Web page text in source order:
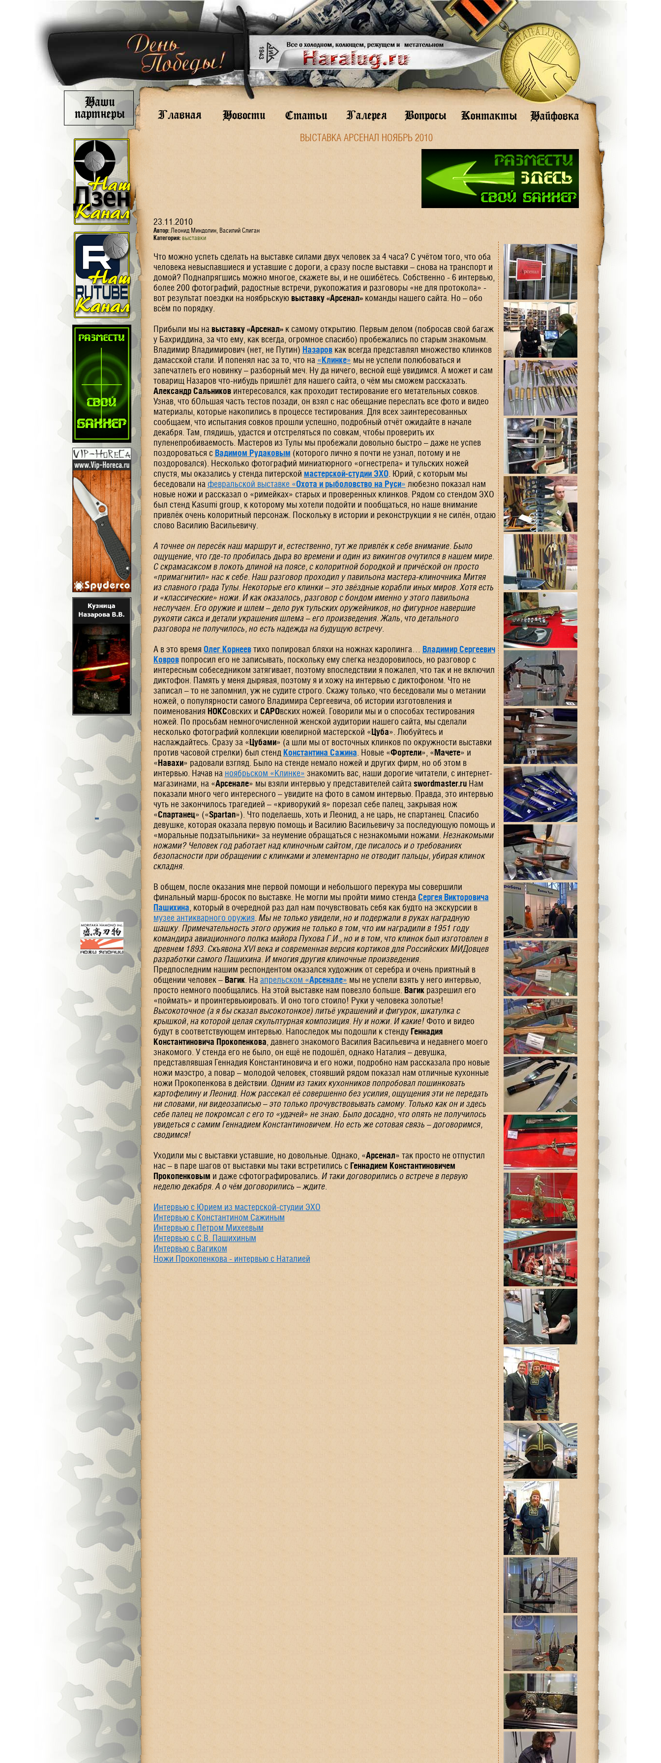
ВЫСТАВКА АРСЕНАЛ НОЯБРЬ 2010
23.11.2010
Автор:Леонид Миндолин, Василий Слиган
Категория: выставки
Что можно успеть сделать на выставке силами двух человек за 4 часа? С учётом того, что оба
человека невыспавшиеся и уставшие с дороги, а сразу после выставки – снова на транспорт и
домой? Поднапрягшись можно многое, скажете вы, и не ошибётесь. Собственно - 6 интервью,
более 200 фотографий, радостные встречи, рукопожатия и разговоры «не для протокола» -
вот результат поездки на ноябрьскуювыставку «Арсенал»команды нашего сайта. Но – обо
всём по порядку.
Прибыли мы на выставку «Арсенал»к самому открытию. Первым делом (побросав свой багаж
у Бахриддина, за что ему, как всегда, огромное спасибо) пробежались по старым знакомым.
Владимир Владимирович (нет, не Путин) Назаровкак всегда представлял множество клинков
дамасской стали. И попенял нас за то, что на «Клинке» мы не успели полюбоваться и
запечатлеть его новинку – разборный меч. Ну да ничего, весной ещё увидимся. А может и сам
товарищ Назаров что-нибудь пришлёт для нашего сайта, о чём мы сможем рассказать.
Александр Сальниковинтересовался, как проходит тестирование его метательных совков.
Узнав, что бОльшая часть тестов позади, он взял с нас обещание переслать все фото и видео
материалы, которые накопились в процессе тестирования. Для всех заинтересованных
сообщаем, что испытания совков прошли успешно, подробный отчёт ожидайте в начале
декабря. Там, глядишь, удастся и отстреляться по совкам, чтобы проверить их
пуленепробиваемость. Мастеров из Тулы мы пробежали довольно быстро – даже не успев
поздороваться с Вадимом Рудаковым (которого лично я почти не узнал, потому и не
поздоровался). Несколько фотографий миниатюрного «огнестрела» и тульских ножей
спустя, мы оказались у стенда питерской мастерской-студии ЭХО. Юрий, с которым мы
беседовали на февральской выставке «Охота и рыболовство на Руси» любезно показал нам
новые ножи и рассказал о «римейках» старых и проверенных клинков. Рядом со стендом ЭХО
был стенд Kasumi group , к которому мы хотели подойти и пообщаться, но наше внимание
привлёк очень колоритный персонаж. Поскольку в истории и реконструкции я не силён, отдаю
слово Василию Васильевичу.
А точнее он пересёк наш маршрут и, естественно, тут же привлёк к себе внимание. Было
ощущение, что где-то пробилась дыра во времени и один из викингов очутился в нашем мире.
С скрамасаксом в локоть длиной на поясе, с колоритной бородкой и причёской он просто
«примагнитил» нас к себе. Наш разговор проходил у павильона мастера-клиночника Митяя
из славного града Тулы. Некоторые его клинки – это звёздные корабли иных миров. Хотя есть
и «классические» ножи. И как оказалось, разговор с бондом именно у этого павильона
неслучаен. Его оружие и шлем – дело рук тульских оружейников, но фигурное навершие
рукояти сакса и детали украшения шлема – его произведения. Жаль, что детального
разговора не получилось, но есть надежда на будущую встречу.
А в это время Олег Корнеевтихо полировал бляхи на ножнах каролинга… Владимир Сергеевич
Ковровпопросил его не записывать, поскольку ему слегка нездоровилось, но разговор с
интересным собеседником затягивает, поэтому впоследствии я пожалел, что так и не включил
диктофон. Память у меня дырявая, поэтому я и хожу на интервью с диктофоном. Что не
записал – то не запомнил, уж не судите строго. Скажу только, что беседовали мы о метании
ножей, о популярности самого Владимира Сергеевича, об истории изготовления и
поименования НОКСовских и САРОвских ножей. Говорили мы и о способах тестирования
ножей. По просьбам немногочисленной женской аудитории нашего сайта, мы сделали
несколько фотографий коллекции ювелирной мастерской «Цуба». Любуйтесь и
наслаждайтесь. Сразу за «Цубами» (а шли мы от восточных клинков по окружности выставки
против часовой стрелки) был стенд Константина Сажина . Новые «Фортели», «Мачете» и
«Навахи» радовали взгляд. Было на стенде немало ножей и других фирм, но об этом в
интервью. Начав на ноябрьском «Клинке» знакомить вас, наши дорогие читатели, с интернет-
магазинами, на «Арсенале» мы взяли интервью у представителей сайта swordmaster.ruНам
показали много чего интересного – увидите на фото в самом интервью. Правда, это интервью
чуть не закончилось трагедией – «криворукий я» порезал себе палец, закрывая нож
«Спартанец» («Spartan»). Что поделаешь, хоть и Леонид, а не царь, не спартанец. Спасибо
девушке, которая оказала первую помощь и Василию Васильевичу за последующую помощь и
«моральные подзатыльники» за неумение обращаться с незнакомыми ножами. Незнакомыми
ножами? Человек год работает над клиночным сайтом, где писалось и о требованиях
безопасности при обращении с клинками и элементарно не отводит пальцы, убирая клинок
складня.
В общем, после оказания мне первой помощи и небольшого перекура мы совершили
финальный марш-бросок по выставке. Не могли мы пройти мимо стенда Сергея Викторовича
Пашихина , который в очередной раз дал нам почувствовать себя как будто на экскурсии в
музее антикварного оружия Мы не только увидели, но и подержали в руках наградную
шашку. Примечательность этого оружия не только в том, что им наградили в 1951 году
командира авиационного полка майора Пухова Г.И., но и в том, что клинок был изготовлен в
древнем 1893. СкъявонаXVIвека и современная версия кортиков для Российских МИДовцев
разработки самого Пашихина. И многия другия клиночные произведения.
Предпоследним нашим респондентом оказался художник от серебра и очень приятный в
общении человек –Вагик. На апрельском «Арсенале» мы не успели взять у него интервью,
просто немного пообщались. На этой выставке нам повезло больше. Вагикразрешил его
«поймать» и проинтервьюировать. И оно того стоило! Руки у человека золотые!
Высокоточное (а я бы сказал высокотонкое) литьё украшений и фигурок, шкатулка с
крышкой, на которой целая скульптурная композиция. Ну и ножи. И какие!Фото и видео
будут в соответствующем интервью. Напоследок мы подошли к стендуГеннадия
Константиновича Прокопенкова , давнего знакомого Василия Васильевича и недавнего моего
знакомого. У стенда его не было, он ещё не подошёл, однако Наталия – девушка,
представлявшая Геннадия Константиновича и его ножи, подробно нам рассказала про новые
ножи маэстро, а повар – молодой человек, стоявший рядом показал нам отличные кухонные
ножи Прокопенкова в действии. Одним из таких кухонников попробовал пошинковать
картофелину и Леонид. Нож рассекал её совершенно без усилия, ощущения эти не передать
ни словами, ни видеозаписью – это только прочувствовывать самому. Только как он и здесь
себе палец не покромсал с его то «удачей» не знаю. Было досадно, что опять не получилось
увидеться с самим Геннадием Константиновичем. Но есть же сотовая связь – договоримся,
сводимся!
Уходили мы с выставки уставшие, но довольные. Однако, «Арсенал» так просто не отпустил
нас – в паре шагов от выставки мы таки встретились с Геннадием Константиновичем
Прокопенковым и даже сфотографировались. И таки договорились о встрече в первую
неделю декабря. А о чём договорились – ждите.
Интервью с Юрием из мастерской-студии ЭХО
Интервью с Константином Сажиным
Интервью с Петром Михеевым
Интервью с С.В. Пашихиным
Интервью с Вагиком
Ножи Прокопенкова - интервью с Наталией